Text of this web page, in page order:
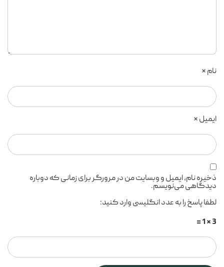
نام*
ایمیل*
ذخیره نام، ایمیل و وبسایت من در مرورگر برای زمانی که دوباره
دیدگاهی می‌نویسم.
لطفا پاسخ را به عدد انگلیسی وارد کنید:
3 × 1 =